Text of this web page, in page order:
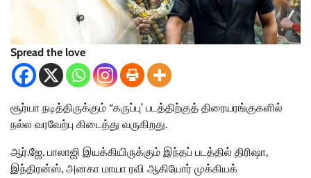
Spread the love
சூர்யா நடித்திருக்கும் “கருப்பு’ படத்திற்குத் திரையரங்குகளில்
நல்ல வரவேற்பு கிடைத்து வருகிறது.
ஆர்.ஜே. பாலாஜி இயக்கியிருக்கும் இந்தப் படத்தில் திரிஷா,
இந்திரன்ஸ், அனகா மாயா ரவி ஆகியோர் முக்கியக்